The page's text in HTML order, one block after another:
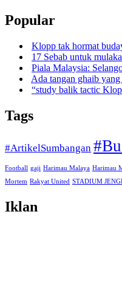
Popular
Klopp tak hormat
17 Sebab untuk
Piala Malaysia:
Ada tangan ghaib
“study balik tactic
Tags
#ArtikelSumbangan
Football gaji Harimau Malaya Harimau
Mortem Rakyat United STADIUM
Iklan